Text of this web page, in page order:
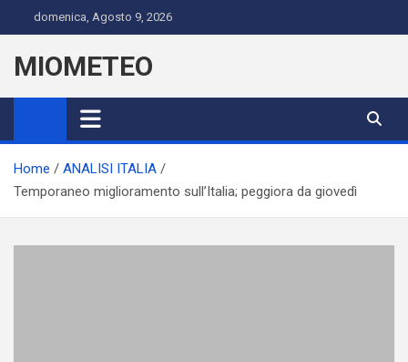
to
content
domenica, Agosto 9, 2026
MIOMETEO
Home
ANALISI ITALIA
Temporaneo miglioramento sull’Italia; peggiora da giovedì